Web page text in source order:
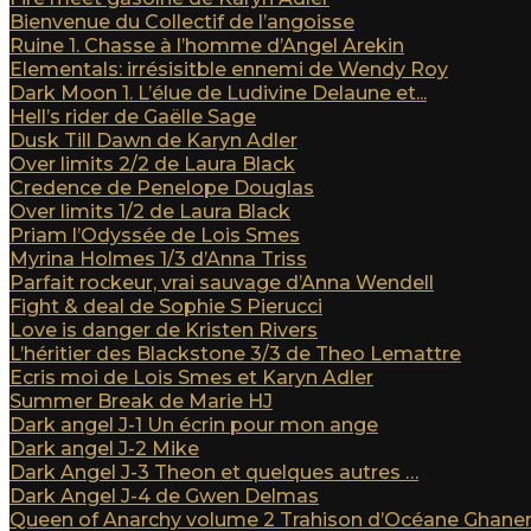
Bienvenue du Collectif de l’angoisse
Ruine 1. Chasse à l’homme d’Angel Arekin
Elementals: irrésisitble ennemi de Wendy Roy
Dark Moon 1. L’élue de Ludivine Delaune et...
Hell’s rider de Gaëlle Sage
Dusk Till Dawn de Karyn Adler
Over limits 2/2 de Laura Black
Credence de Penelope Douglas
Over limits 1/2 de Laura Black
Priam l’Odyssée de Lois Smes
Myrina Holmes 1/3 d’Anna Triss
Parfait rockeur, vrai sauvage d’Anna Wendell
Fight & deal de Sophie S Pierucci
Love is danger de Kristen Rivers
L’héritier des Blackstone 3/3 de Theo Lemattre
Ecris moi de Lois Smes et Karyn Adler
Summer Break de Marie HJ
Dark angel J-1 Un écrin pour mon ange
Dark angel J-2 Mike
Dark Angel J-3 Theon et quelques autres …
Dark Angel J-4 de Gwen Delmas
Queen of Anarchy volume 2 Trahison d’Océane